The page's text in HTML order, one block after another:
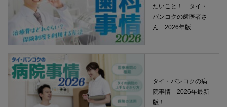
たいこと！ タイ・
バンコクの歯医者さ
ん 2026年版
タイ・バンコクの病
院事情 2026年最新
版！